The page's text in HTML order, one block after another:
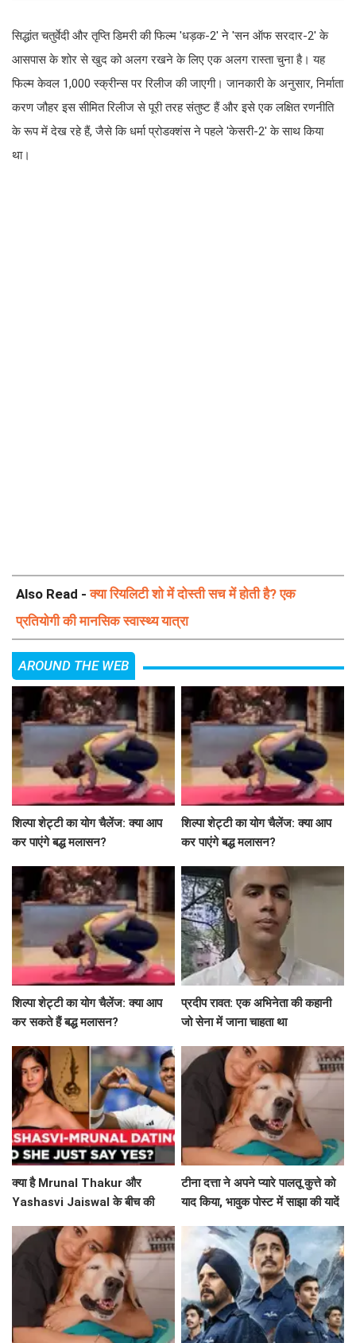
सिद्धांत चतुर्वेदी और तृप्ति डिमरी की फिल्म 'धड़क-2' ने 'सन ऑफ सरदार-2' के
आसपास के शोर से खुद को अलग रखने के लिए एक अलग रास्ता चुना है। यह
फिल्म केवल 1,000 स्क्रीन्स पर रिलीज की जाएगी। जानकारी के अनुसार, निर्माता
करण जौहर इस सीमित रिलीज से पूरी तरह संतुष्ट हैं और इसे एक लक्षित रणनीति
के रूप में देख रहे हैं, जैसे कि धर्मा प्रोडक्शंस ने पहले 'केसरी-2' के साथ किया
था।
Also Read -क्या रियलिटी शो में दोस्ती सच में होती है? एक
प्रतियोगी की मानसिक स्वास्थ्य यात्रा
AROUND THE WEB
शिल्पा शेट्टी का योग चैलेंज: क्या आप
कर पाएंगे बद्ध मलासन?
शिल्पा शेट्टी का योग चैलेंज: क्या आप
कर पाएंगे बद्ध मलासन?
शिल्पा शेट्टी का योग चैलेंज: क्या आप
कर सकते हैं बद्ध मलासन?
प्रदीप रावत: एक अभिनेता की कहानी
जो सेना में जाना चाहता था
क्या है Mrunal Thakur और
Yashasvi Jaiswal के बीच की
बारे में!
टीना दत्ता ने अपने प्यारे पालतू कुत्ते को
याद किया, भावुक पोस्ट में साझा की यादें